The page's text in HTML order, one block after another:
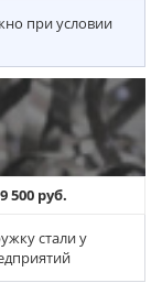
при условии
500 руб.
стали у